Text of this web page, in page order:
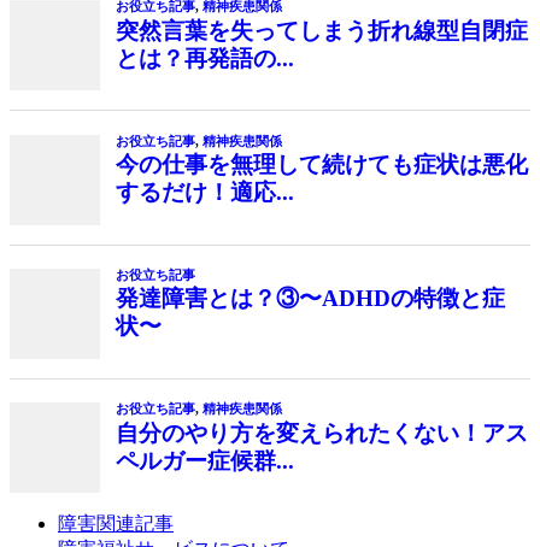
お役立ち記事, 精神疾患関係
突然言葉を失ってしまう折れ線型自閉症
とは？再発語の...
お役立ち記事, 精神疾患関係
今の仕事を無理して続けても症状は悪化
するだけ！適応...
お役立ち記事
発達障害とは？③〜ADHDの特徴と症
状〜
お役立ち記事, 精神疾患関係
自分のやり方を変えられたくない！アス
ペルガー症候群...
障害関連記事